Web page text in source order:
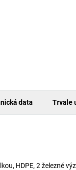
data Trvale
HDPE, 2 železné